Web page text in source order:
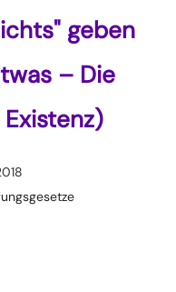
geben
– Die